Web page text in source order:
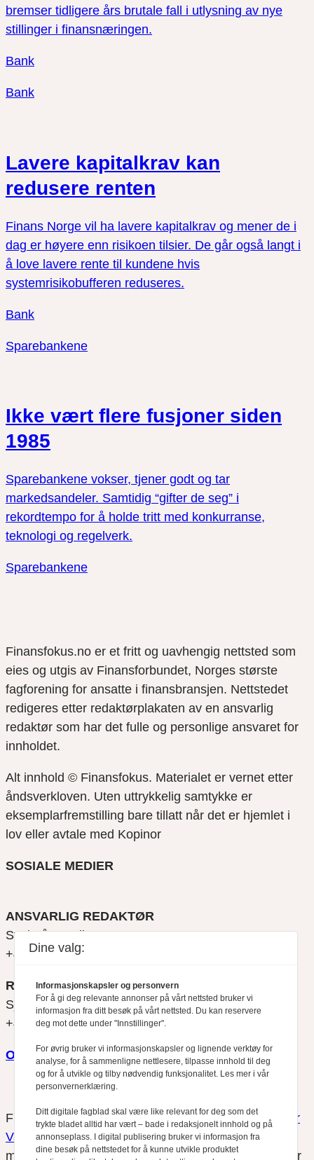
bremser tidligere års brutale fall i utlysning av nye
stillinger i finansnæringen.
Bank
Bank
Lavere kapitalkrav kan
redusere renten
Finans Norge vil ha lavere kapitalkrav og mener de i
dag er høyere enn risikoen tilsier. De går også langt i
å love lavere rente til kundene hvis
systemrisikobufferen reduseres.
Bank
Sparebankene
Ikke vært flere fusjoner siden
1985
Sparebankene vokser, tjener godt og tar
markedsandeler. Samtidig “gifter de seg” i
rekordtempo for å holde tritt med konkurranse,
teknologi og regelverk.
Sparebankene
Finansfokus.no er et fritt og uavhengig nettsted som
eies og utgis av Finansforbundet, Norges største
fagforening for ansatte i finansbransjen. Nettstedet
redigeres etter redaktørplakaten av en ansvarlig
redaktør som har det fulle og personlige ansvaret for
innholdet.
Alt innhold © Finansfokus. Materialet er vernet etter
åndsverkloven. Uten uttrykkelig samtykke er
eksemplarfremstilling bare tillatt når det er hjemlet i
lov eller avtale med Kopinor
SOSIALE MEDIER
ANSVARLIG REDAKTØR
Svein Åge Eriksen
+47 900 79 547
REDAKTØR
Sjur Anda
+47 470 34 460
Om oss
Finansfokus arbeider etterRedaktørplakatenog
Vær
Varsom-plakatensregler for god presseskikk, som
medlem av Fagpressen. Finansfokus har ikke ansvar
Dine valg:
Informasjonskapsler og personvern
For å gi deg relevante annonser på vårt nettsted bruker vi
informasjon fra ditt besøk på vårt nettsted. Du kan reservere
deg mot dette under "Innstillinger".
For øvrig bruker vi informasjonskapsler og lignende verktøy for
analyse, for å sammenligne nettlesere, tilpasse innhold til deg
og for å utvikle og tilby nødvendig funksjonalitet. Les mer i vår
personvernerklæring.
Ditt digitale fagblad skal være like relevant for deg som det
trykte bladet alltid har vært – bade i redaksjonelt innhold og på
annonseplass. I digital publisering bruker vi informasjon fra
dine besøk på nettstedet for å kunne utvikle produktet